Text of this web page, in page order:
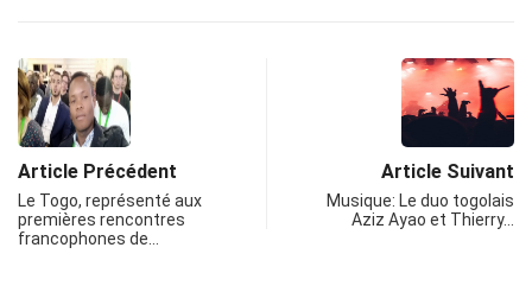
Article Précédent
Le Togo, représenté aux
premières rencontres
francophones de…
Article Suivant
Musique: Le duo togolais
Aziz Ayao et Thierry…